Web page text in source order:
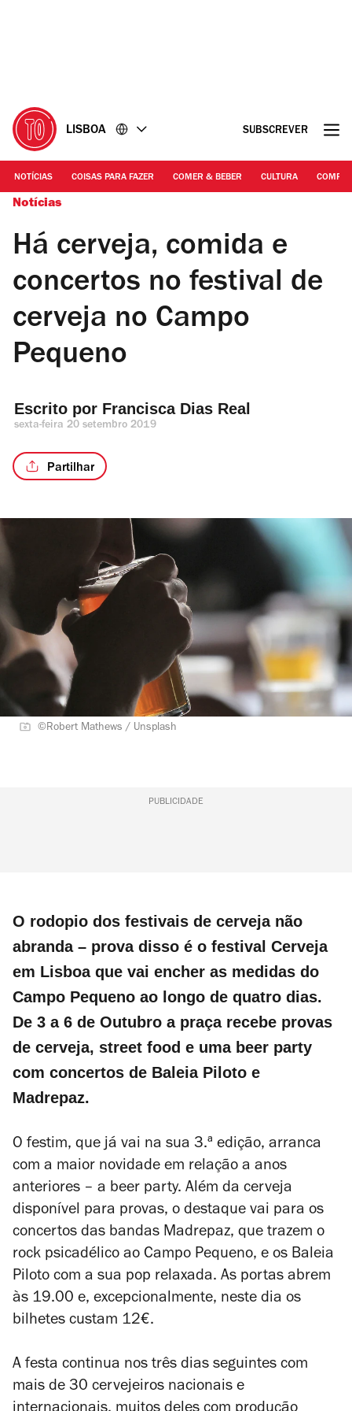
LISBOA SUBSCREVER
NOTÍCIAS COISAS PARA FAZER COMER & BEBER CULTURA
Notícias
Há cerveja, comida e
concertos no festival de
cerveja no Campo
Pequeno
Escrito por Francisca Dias Real
sexta-feira 20 setembro 2019
Partilhar
©Robert Mathews / Unsplash
PUBLICIDADE
O rodopio dos festivais de cerveja não
abranda – prova disso é o festival Cerveja
em Lisboa que vai encher as medidas do
Campo Pequeno ao longo de quatro dias.
De 3 a 6 de Outubro a praça recebe provas
de cerveja, street food e uma beer party
com concertos de Baleia Piloto e
Madrepaz.
O festim, que já vai na sua 3.ª edição, arranca
com a maior novidade em relação a anos
anteriores – a beer party. Além da cerveja
disponível para provas, o destaque vai para os
concertos das bandas Madrepaz, que trazem o
rock psicadélico ao Campo Pequeno, e os Baleia
Piloto com a sua pop relaxada. As portas abrem
às 19.00 e, excepcionalmente, neste dia os
bilhetes custam 12€.
A festa continua nos três dias seguintes com
mais de 30 cervejeiros nacionais e